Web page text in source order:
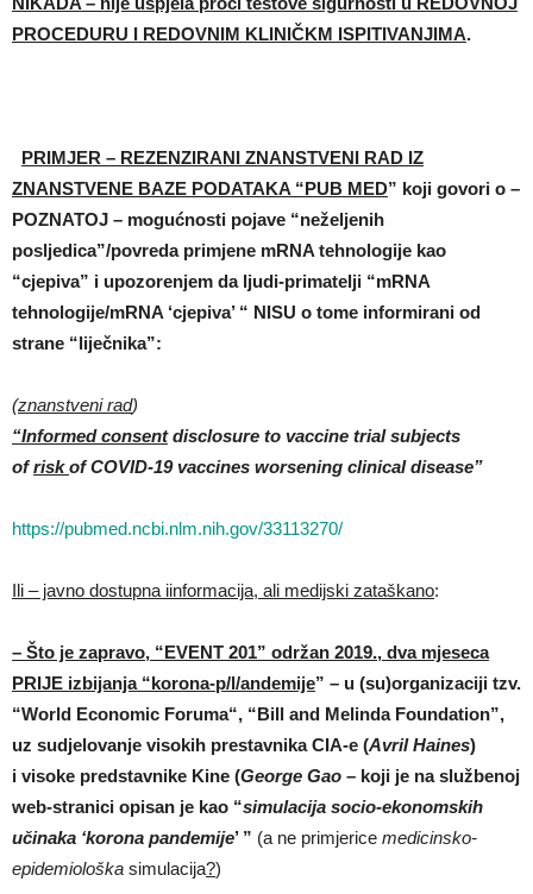
PROCEDURU I REDOVNIM KLINIČKM ISPITIVANJIMA.
PRIMJER – REZENZIRANI ZNANSTVENI RAD IZ
ZNANSTVENE BAZE PODATAKA “PUB MED” koji govori o –
POZNATOJ – mogućnosti pojave “neželjenih
posljedica”/povreda primjene mRNA tehnologije kao
“cjepiva” i upozorenjem da ljudi-primatelji “mRNA
tehnologije/mRNA ‘cjepiva’ “ NISU o tome informirani od
strane “liječnika”:
(znanstveni rad)
“Informed consentdisclosure to vaccine trial subjects
of riskof COVID-19 vaccines worsening clinical disease”
https://pubmed.ncbi.nlm.nih.gov/33113270/
Ili – javno dostupna iinformacija, ali medijski zataškano:
– Što je zapravo, “EVENT 201” održan 2019., dva mjeseca
PRIJE izbijanja “korona-p/l/andemije” – u (su)organizaciji tzv.
“World Economic Foruma“, “Bill and Melinda Foundation”,
uz sudjelovanje visokih prestavnika CIA-e (Avril Haines)
i visoke predstavnike Kine (George Gao – koji je na službenoj
web-stranici opisan je kao “simulacija socio-ekonomskih
učinaka ‘korona pandemije’ ” (a ne primjerice medicinsko-
epidemiološka simulacija?)